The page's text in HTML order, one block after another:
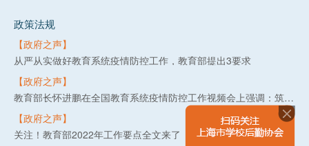
政策法规
【政府之声】
从严从实做好教育系统疫情防控工作，教育部提出3要求
【政府之声】
教育部长怀进鹏在全国教育系统疫情防控工作视频会上强调：筑牢教育系统疫情防线，守护3亿多师生生命健康安全
【政府之声】
关注！教育部2022年工作要点全文来了